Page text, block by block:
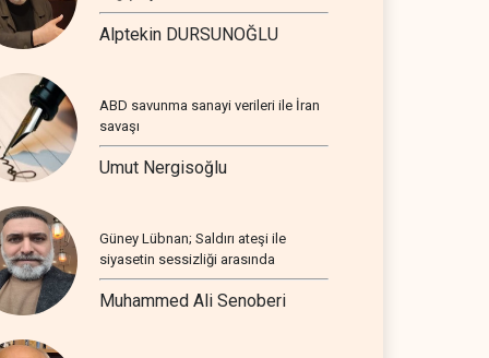
Alptekin DURSUNOĞLU
ABD savunma sanayi verileri ile İran
savaşı
Umut Nergisoğlu
Güney Lübnan; Saldırı ateşi ile
siyasetin sessizliği arasında
Muhammed Ali Senoberi